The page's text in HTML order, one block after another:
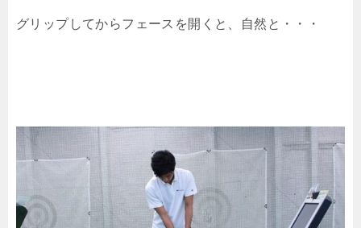
グリップしてからフェースを開くと、自然と・・・